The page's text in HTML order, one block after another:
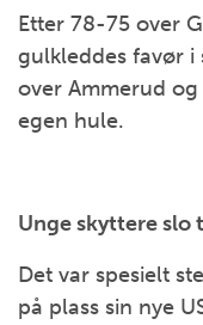
Etter 78-75 over
gulkleddes favør i
over Ammerud
egen hule.
Unge skyttere slo
Det var spesielt
på plass sin nye